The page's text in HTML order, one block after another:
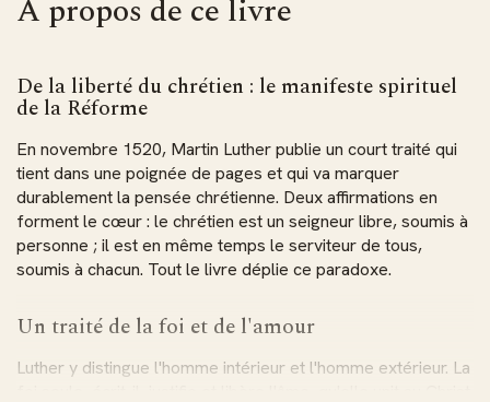
À propos de ce livre
De la liberté du chrétien : le manifeste spirituel
de la Réforme
En novembre 1520, Martin Luther publie un court traité qui
tient dans une poignée de pages et qui va marquer
durablement la pensée chrétienne. Deux affirmations en
forment le cœur : le chrétien est un seigneur libre, soumis à
personne ; il est en même temps le serviteur de tous,
soumis à chacun. Tout le livre déplie ce paradoxe.
Un traité de la foi et de l'amour
Luther y distingue l'homme intérieur et l'homme extérieur. La